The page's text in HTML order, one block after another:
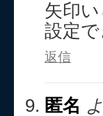
矢印
設定
返信
匿名